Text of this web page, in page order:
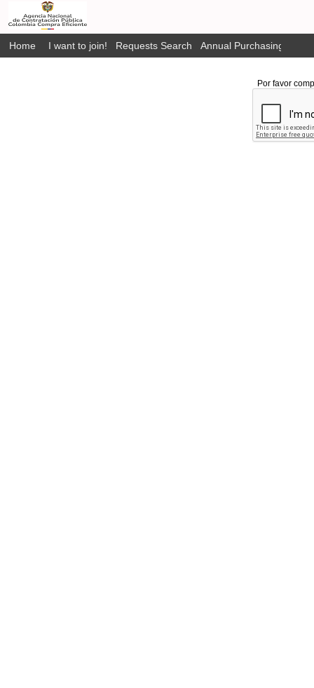
Home I want to join! Requests Search Annual Purchasing Plan
Por favor